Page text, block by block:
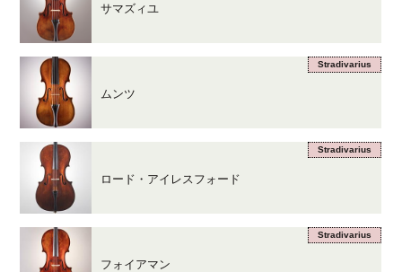
サマズィユ
Stradivarius
ムンツ
Stradivarius
ロード・アイレスフォード
Stradivarius
フォイアマン